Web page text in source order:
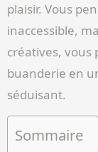
plaisir. Vous
inaccessible,
créatives, vous
buanderie en
séduisant.
Sommaire